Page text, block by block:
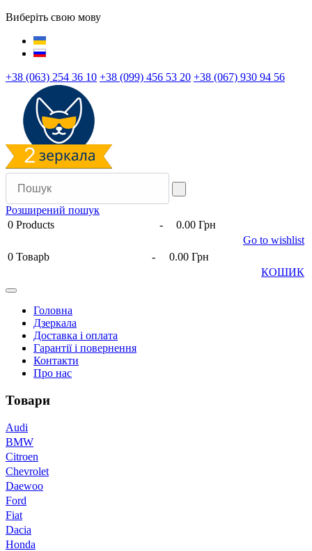
Виберіть свою мову
+38 (063) 254 36 10 +38 (099) 456 53 20 +38 (067) 930 94 56
Розширений пошук
0 Products -
0.00 Грн
Go to wishlist
0 Товарb -
0.00 Грн
КОШИК
Головна
Дзеркала
Доставка і оплата
Гарантії і повернення
Контакти
Про нас
Товари
Audi
BMW
Citroen
Chevrolet
Daewoo
Ford
Fiat
Dacia
Honda